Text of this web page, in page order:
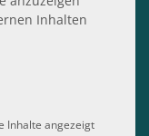
Inhalten
Inhalte angezeigt